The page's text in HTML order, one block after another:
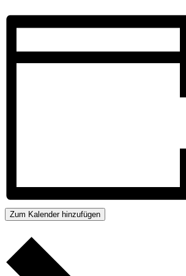
Zum Kalender hinzufügen